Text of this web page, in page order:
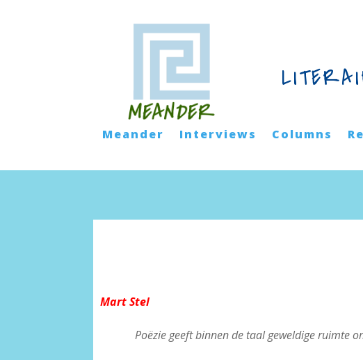
Meander Interviews Columns
Mart Stel
Poëzie geeft binnen de taal geweldige ruimte